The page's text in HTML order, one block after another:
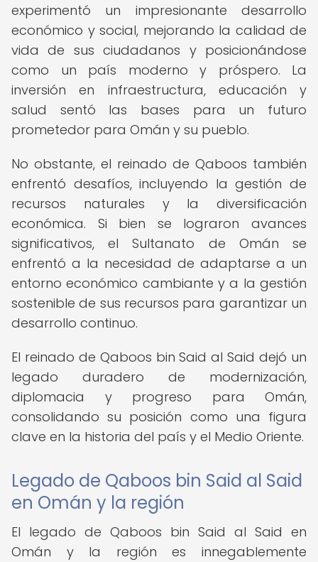
experimentó un impresionante desarrollo
económico y social, mejorando la calidad de
vida de sus ciudadanos y posicionándose
como un país moderno y próspero. La
inversión en infraestructura, educación y
salud sentó las bases para un futuro
prometedor para Omán y su pueblo.
No obstante, el reinado de Qaboos también
enfrentó desafíos, incluyendo la gestión de
recursos naturales y la diversificación
económica. Si bien se lograron avances
significativos, el Sultanato de Omán se
enfrentó a la necesidad de adaptarse a un
entorno económico cambiante y a la gestión
sostenible de sus recursos para garantizar un
desarrollo continuo.
El reinado de Qaboos bin Said al Said dejó un
legado duradero de modernización,
diplomacia y progreso para Omán,
consolidando su posición como una figura
clave en la historia del país y el Medio Oriente.
Legado de Qaboos bin Said al Said
en Omán y la región
El legado de Qaboos bin Said al Said en
Omán y la región es innegablemente